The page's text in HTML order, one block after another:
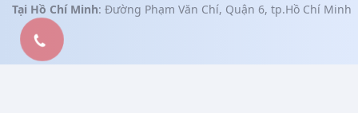
Tại Hồ Chí Minh: Đường Phạm Văn Chí, Quận 6, tp.Hồ Chí Minh